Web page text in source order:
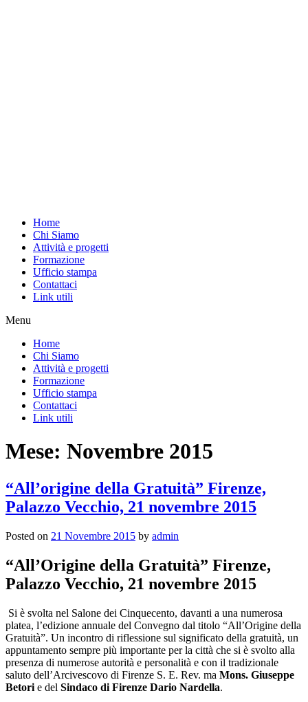
Home
Chi Siamo
Attività e progetti
Formazione
Ufficio stampa
Contattaci
Link utili
Menu
Home
Chi Siamo
Attività e progetti
Formazione
Ufficio stampa
Contattaci
Link utili
Mese: Novembre 2015
“All’origine della Gratuità” Firenze,
Palazzo Vecchio, 21 novembre 2015
Posted on 21 Novembre 2015 by admin
“All’Origine della Gratuità” Firenze,
Palazzo Vecchio, 21 novembre 2015
Si è svolta nel Salone dei Cinquecento, davanti a una numerosa
platea, l’edizione annuale del Convegno dal titolo “All’Origine della
Gratuità”. Un incontro di riflessione sul significato della gratuità, un
appuntamento sempre più importante per la città che si è svolto alla
presenza di numerose autorità e personalità e con il tradizionale
saluto dell’Arcivescovo di Firenze S. E. Rev. ma Mons. Giuseppe
Betori e del Sindaco di Firenze Dario Nardella.